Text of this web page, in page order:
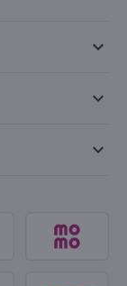
keyboard_arrow_down
keyboard_arrow_down
keyboard_arrow_down